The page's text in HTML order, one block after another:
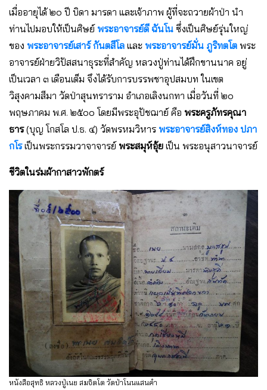
เมื่ออายุได้ ๒๐ ปี บิดา มารดา และเจ้าภาพ ผู้ที่จะถวายผ้าป่า นํา
ท่านไปมอบให้เป็นศิษย์พระอาจารย์ดี ฉันโน ซึ่งเป็นศิษย์รุ่นใหญ่
ของ พระอาจารย์เสาร์ กันตสีโล และ พระอาจารย์มั่น ภูริทตโต พระ
อาจารย์ฝ่ายวิปัสสนาธุระที่สําคัญ หลวงปู่ท่านได้ฝึกขานนาค อยู่
เป็นเวลา ๓ เดือนเต็ม จึงได้รับการบรรพชาอุปสมบท ในเขต
วิสุงคามสีมา วัดป่าสุนทราราม อําเภอเลิงนกทา เมื่อวันที่ ๒๐
พฤษภาคม พ.ศ. ๒๕๐๐ โดยมีพระอุปัชฌาย์ คือ พระครูภัทรคุณา
ธาร(บุญ โกสโล ป.ธ. ๔) วัดพรหมวิหาร พระอาจารย์สิงห์ทอง ปภา
กโรเป็นพระกรรมวาจาจารย์พระสมุห์อุ้ย เป็น พระอนุสาวนาจารย์
ชีวิตในร่มผ้ากาสาวพักตร์
หนังสือสุทธิ หลวงปู่เนย สมจิตโต วัดป่าโนนแสนคำ